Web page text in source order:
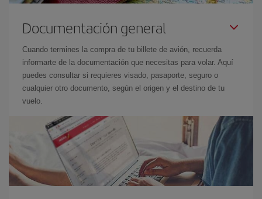
Documentación general
Cuando termines la compra de tu billete de avión, recuerda
informarte de la documentación que necesitas para volar. Aquí
puedes consultar si requieres visado, pasaporte, seguro o
cualquier otro documento, según el origen y el destino de tu
vuelo.